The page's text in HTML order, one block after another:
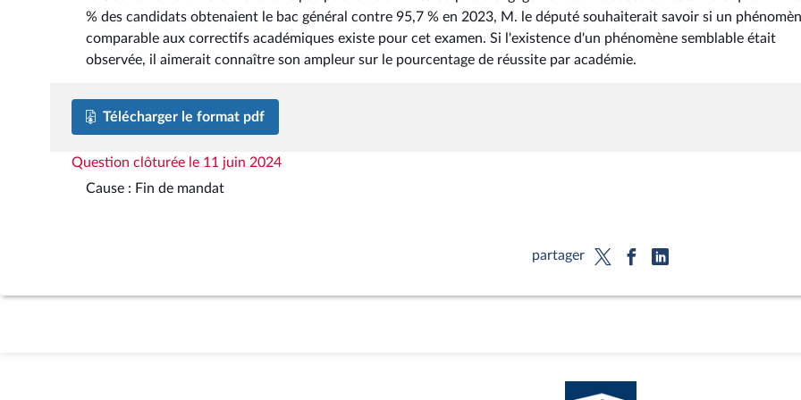
% des candidats obtenaient le bac général contre 95,7 % en 2023, M. le député souhaiterait savoir si un
comparable aux correctifs académiques existe pour cet examen. Si l'existence d'un phénomène semblable était
observée, il aimerait connaître son ampleur sur le pourcentage de réussite par académie.
Télécharger le format pdf
Question clôturée le 11 juin 2024
Cause : Fin de mandat
partager